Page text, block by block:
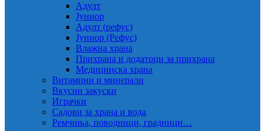
Адулт
Јуниор
Адулт (рефус)
Јуниор (Рефус)
Влажна храна
Прихрана и додатоци за прихрана
Медицинска храна
Витамини и минерали
Вкусни закуски
Играчки
Садови за храна и вода
Ремчиња, поводници, градници…